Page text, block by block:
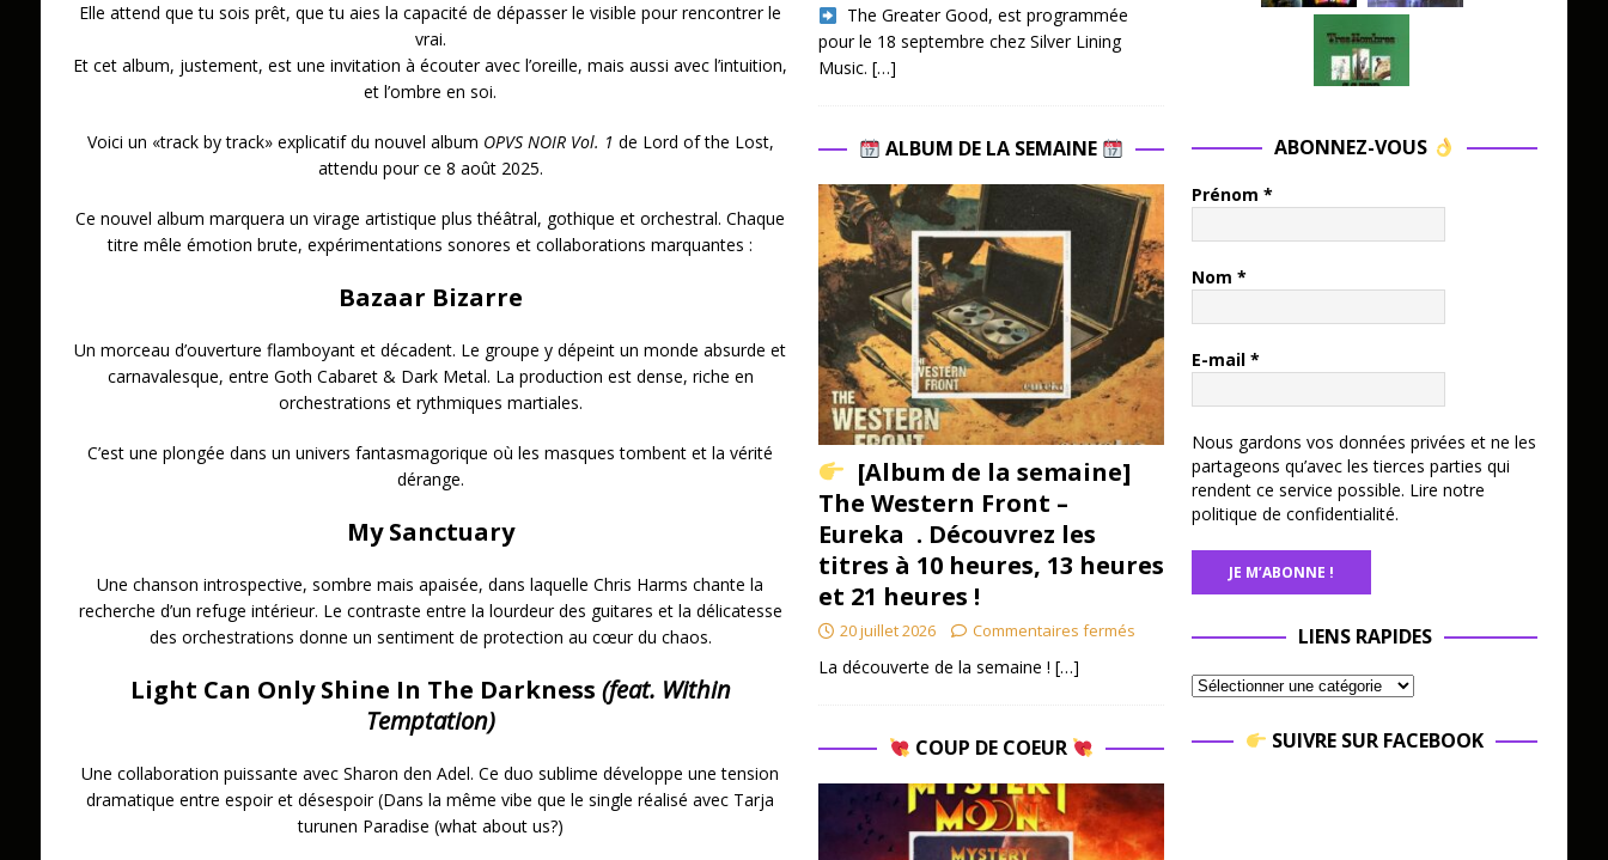
Elle attend que tu sois prêt, que tu aies la capacité de dépasser le visible pour rencontrer le
vrai.
Et cet album, justement, est une invitation à écouter avec l’oreille, mais aussi avec l’intuition,
et l’ombre en soi.
Voici un «track by track» explicatif du nouvel album OPVS NOIR Vol. 1 de Lord of the Lost,
attendu pour ce 8 août 2025.
Ce nouvel album marquera un virage artistique plus théâtral, gothique et orchestral. Chaque
titre mêle émotion brute, expérimentations sonores et collaborations marquantes :
Bazaar Bizarre
Un morceau d’ouverture flamboyant et décadent. Le groupe y dépeint un monde absurde et
carnavalesque, entre Goth Cabaret & Dark Metal. La production est dense, riche en
orchestrations et rythmiques martiales.
C’est une plongée dans un univers fantasmagorique où les masques tombent et la vérité
dérange.
My Sanctuary
Une chanson introspective, sombre mais apaisée, dans laquelle Chris Harms chante la
recherche d’un refuge intérieur. Le contraste entre la lourdeur des guitares et la délicatesse
des orchestrations donne un sentiment de protection au cœur du chaos.
Light Can Only Shine In The Darkness (feat. Within
Temptation)
Une collaboration puissante avec Sharon den Adel. Ce duo sublime développe une tension
dramatique entre espoir et désespoir (Dans la même vibe que le single réalisé avec Tarja
turunen Paradise (what about us?)
​ The Greater Good, est programmée
pour le 18 septembre chez Silver Lining
Music. […]
ALBUM DE LA SEMAINE
[Album de la semaine]
The Western Front –
Eureka . Découvrez les
titres à 10 heures, 13 heures
et 21 heures !
20 juillet 2026 Commentaires fermés
La découverte de la semaine ! […]
COUP DE COEUR
ABONNEZ-VOUS
Prénom *
Nom *
E-mail *
Nous gardons vos données privées et ne les
partageons qu’avec les tierces parties qui
rendent ce service possible. Lire notre
politique de confidentialité.
LIENS RAPIDES
SUIVRE SUR FACEBOOK